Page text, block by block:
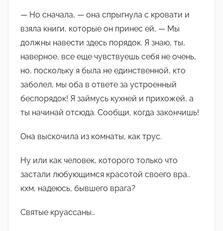
— Но сначала, — она спрыгнула с кровати и
взяла книги, которые он принес ей, — Мы
должны навести здесь порядок. Я знаю, ты,
наверное, все еще чувствуешь себя не очень,
но, поскольку я была не единственной, кто
заболел, мы оба в ответе за устроенный
беспорядок! Я займусь кухней и прихожей, а
ты начинай отсюда. Сообщи, когда закончишь!
Она выскочила из комнаты, как трус.
Ну или как человек, которого только что
застали любующимся красотой своего вра..
кхм, надеюсь, бывшего врага?
Святые круассаны…